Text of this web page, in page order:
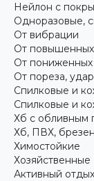
Нейлон с
Одноразовые,
От вибрации
От
От пониженных
От пореза,
Спилковые и
Спилковые и
Хб с обливным
Хб, ПВХ,
Химостойкие
Хозяйственные
Активный отдых